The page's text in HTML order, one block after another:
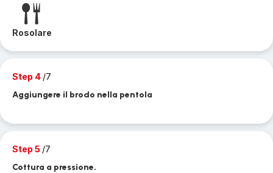
Rosolare
Step 4 /7
Aggiungere il brodo nella pentola
Step 5 /7
Cottura a pressione.